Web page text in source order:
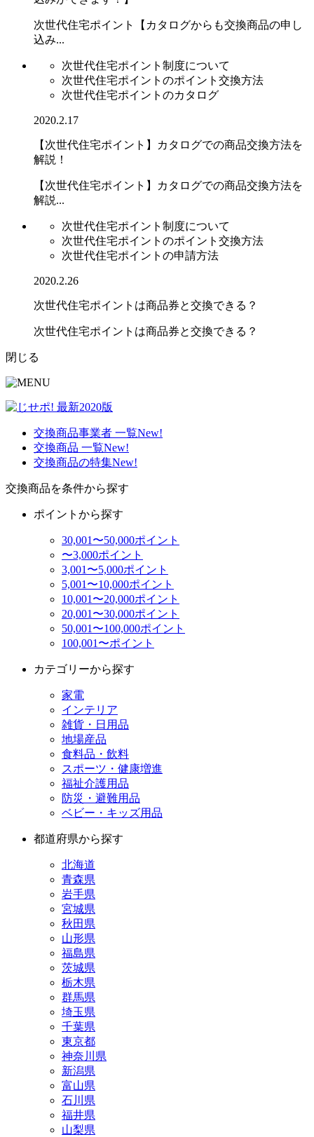
次世代住宅ポイント【カタログからも交換商品の申し
込み...
次世代住宅ポイント制度について
次世代住宅ポイントのポイント交換方法
次世代住宅ポイントのカタログ
2020.2.17
【次世代住宅ポイント】カタログでの商品交換方法を
解説！
【次世代住宅ポイント】カタログでの商品交換方法を
解説...
次世代住宅ポイント制度について
次世代住宅ポイントのポイント交換方法
次世代住宅ポイントの申請方法
2020.2.26
次世代住宅ポイントは商品券と交換できる？
次世代住宅ポイントは商品券と交換できる？
閉じる
交換商品事業者 一覧New!
交換商品 一覧New!
交換商品の特集New!
交換商品を条件から探す
ポイントから探す
30,001〜50,000ポイント
〜3,000ポイント
3,001〜5,000ポイント
5,001〜10,000ポイント
10,001〜20,000ポイント
20,001〜30,000ポイント
50,001〜100,000ポイント
100,001〜ポイント
カテゴリーから探す
家電
インテリア
雑貨・日用品
地場産品
食料品・飲料
スポーツ・健康増進
福祉介護用品
防災・避難用品
ベビー・キッズ用品
都道府県から探す
北海道
青森県
岩手県
宮城県
秋田県
山形県
福島県
茨城県
栃木県
群馬県
埼玉県
千葉県
東京都
神奈川県
新潟県
富山県
石川県
福井県
山梨県